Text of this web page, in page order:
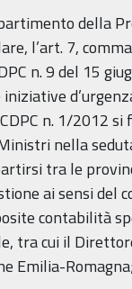
della
l’art. 7,
n. 9 del 15
n. 1/2012
nella
tra le
ai sensi del
contabilità
tra cui il
Emilia-